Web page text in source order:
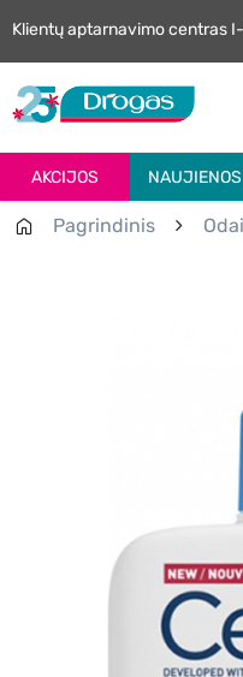
Klientų aptarnavimo centras
AKCIJOS NAUJIENOS
Pagrindinis Odai